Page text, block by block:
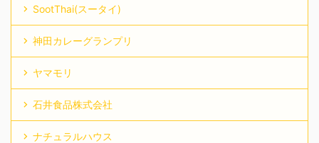
SootThai(スータイ)
神田カレーグランプリ
ヤマモリ
石井食品株式会社
ナチュラルハウス